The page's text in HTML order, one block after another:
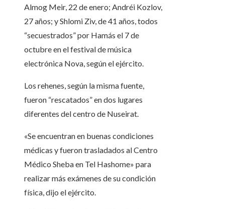
Almog Meir, 22 de enero; Andréi Kozlov,
27 años; y Shlomi Ziv, de 41 años, todos
“secuestrados” por Hamás el 7 de
octubre en el festival de música
electrónica Nova, según el ejército.
Los rehenes, según la misma fuente,
fueron “rescatados” en dos lugares
diferentes del centro de Nuseirat.
«Se encuentran en buenas condiciones
médicas y fueron trasladados al Centro
Médico Sheba en Tel Hashome» para
realizar más exámenes de su condición
física, dijo el ejército.